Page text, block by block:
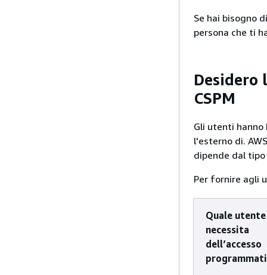
Se hai bisogno
persona che ti
Desidero
CSPM
Gli utenti hanno
l'esterno di.
dipende dal tipo
Per fornire agli
Quale utente
necessita
dell’accesso